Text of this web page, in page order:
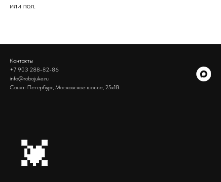
или пол.
Контакты
+7 903 288-82-86
info@robojuke.ru
Санкт-Петербург, Московское шоссе, 25к1В